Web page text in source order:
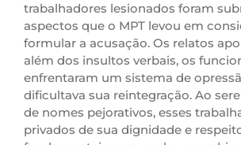
trabalhadores lesionados foram
aspectos que o MPT levou em
formular a acusação. Os relatos
além dos insultos verbais, os
enfrentaram um sistema de
dificultava sua reintegração. Ao
de nomes pejorativos, esses
privados de sua dignidade e